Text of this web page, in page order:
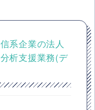
系企業の法人
析支援業務(デ